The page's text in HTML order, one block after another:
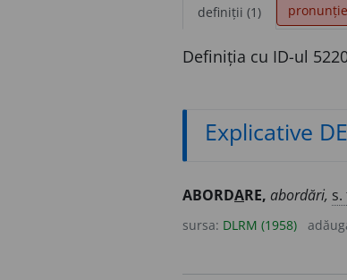
definiții (1) pronunție
Definiția cu ID-ul
Explicative
ABORDARE, abordări, s.
sursa: DLRM (1958)